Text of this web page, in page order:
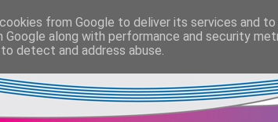
from Google to deliver its services and
Google along with performance and security
detect and address abuse.